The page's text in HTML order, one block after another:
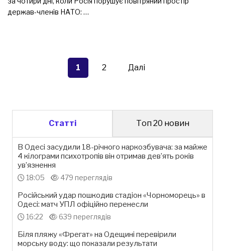
держав-членів НАТО: …
1 2 Далі
Статті Топ 20 новин
В Одесі засудили 18-річного наркозбувача: за майже
4 кілограми психотропів він отримав дев’ять років
ув’язнення
18:05 479 переглядів
Російський удар пошкодив стадіон «Чорноморець» в
Одесі: матч УПЛ офіційно перенесли
16:22 639 переглядів
Біля пляжу «Фрегат» на Одещині перевірили
морську воду: що показали результати